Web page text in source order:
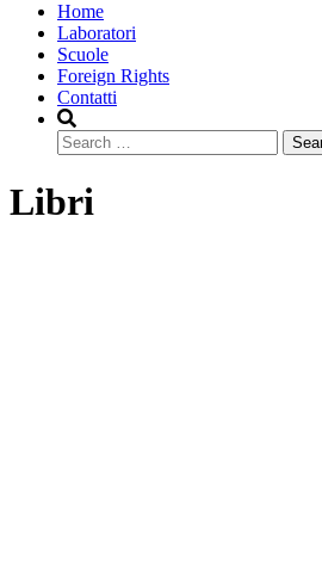
Home
Laboratori
Scuole
Foreign Rights
Contatti
Search
Libri